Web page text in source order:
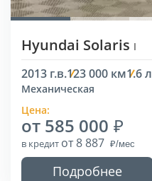
Hyundai Solaris I
2013 г.в.123 000 км1.6 л
Механическая
Цена:
от 585 000
в кредит от 8 887
Подробнее